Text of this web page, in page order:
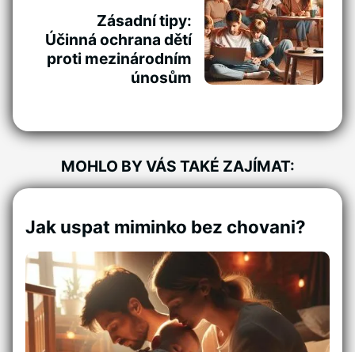
Zásadní tipy:
Účinná ochrana dětí
proti mezinárodním
únosům
MOHLO BY VÁS TAKÉ ZAJÍMAT:
Jak uspat miminko bez chovani?